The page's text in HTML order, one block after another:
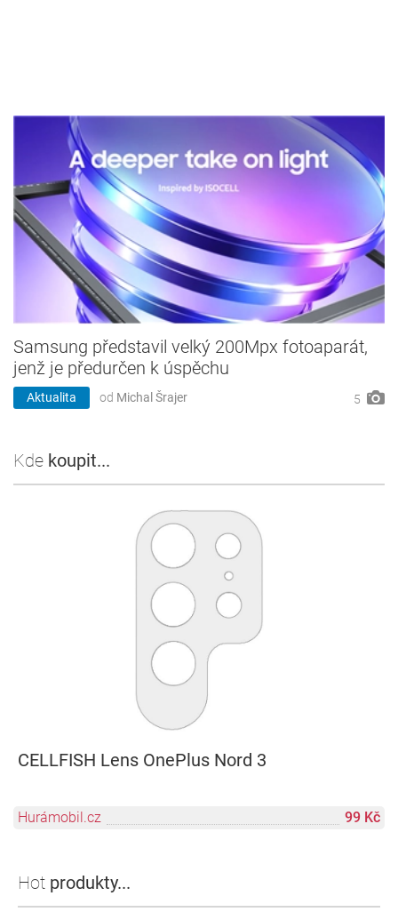
Samsung představil velký 200Mpx fotoaparát,
jenž je předurčen k úspěchu
Aktualita od Michal Šrajer 5
Kde koupit...
CELLFISH Lens OnePlus Nord 3
Hurámobil.cz 99 Kč
Hot produkty...